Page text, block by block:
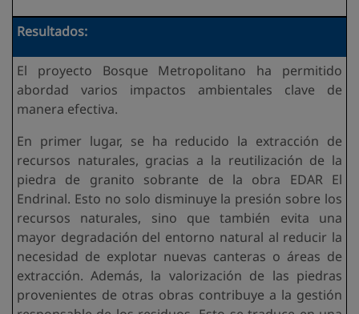
Resultados:
El proyecto Bosque Metropolitano ha permitido
abordad varios impactos ambientales clave de
manera efectiva.
En primer lugar, se ha reducido la extracción de
recursos naturales, gracias a la reutilización de la
piedra de granito sobrante de la obra EDAR El
Endrinal. Esto no solo disminuye la presión sobre los
recursos naturales, sino que también evita una
mayor degradación del entorno natural al reducir la
necesidad de explotar nuevas canteras o áreas de
extracción. Además, la valorización de las piedras
provenientes de otras obras contribuye a la gestión